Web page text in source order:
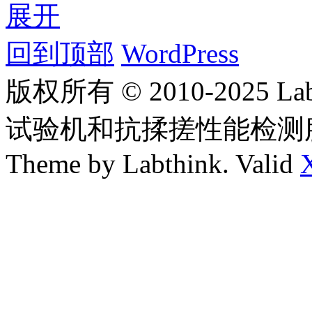
展开
回到顶部 WordPress
版权所有 © 2010-2025
试验机和抗揉搓性能检
Theme by Labthink. Valid